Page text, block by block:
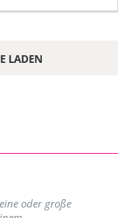
LADEN
oder große